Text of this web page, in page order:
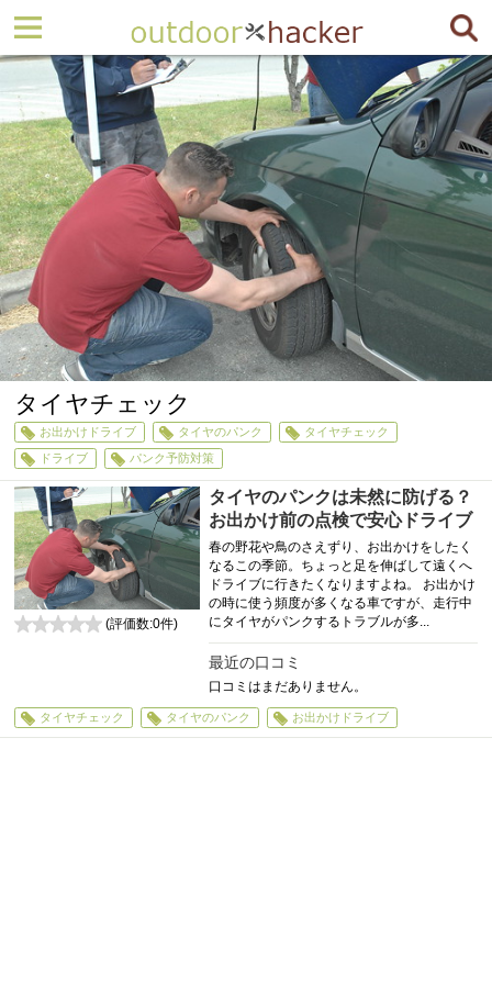
タイヤチェック
お出かけドライブ タイヤのパンク
タイヤチェック
ドライブ
パンク予防対策
タイヤのパンクは未然に防げる？
お出かけ前の点検で安心ドライブ
春の野花や鳥のさえずり、お出かけをしたく
なるこの季節。ちょっと足を伸ばして遠くへ
ドライブに行きたくなりますよね。 お出かけ
の時に使う頻度が多くなる車ですが、走行中
にタイヤがパンクするトラブルが多...
最近の口コミ
口コミはまだありません。
(評価数:0件)
タイヤチェック タイヤのパンク お出かけドライブ